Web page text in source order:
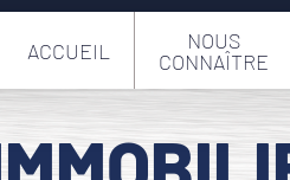
ACCUEIL
NOUS
CONNAÎTRE